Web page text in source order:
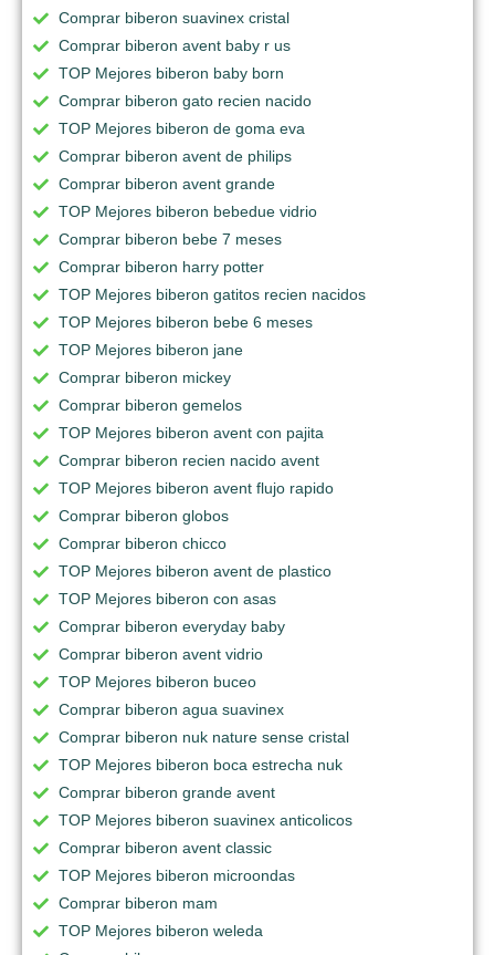
Comprar biberon suavinex cristal
Comprar biberon avent baby r us
TOP Mejores biberon baby born
Comprar biberon gato recien nacido
TOP Mejores biberon de goma eva
Comprar biberon avent de philips
Comprar biberon avent grande
TOP Mejores biberon bebedue vidrio
Comprar biberon bebe 7 meses
Comprar biberon harry potter
TOP Mejores biberon gatitos recien nacidos
TOP Mejores biberon bebe 6 meses
TOP Mejores biberon jane
Comprar biberon mickey
Comprar biberon gemelos
TOP Mejores biberon avent con pajita
Comprar biberon recien nacido avent
TOP Mejores biberon avent flujo rapido
Comprar biberon globos
Comprar biberon chicco
TOP Mejores biberon avent de plastico
TOP Mejores biberon con asas
Comprar biberon everyday baby
Comprar biberon avent vidrio
TOP Mejores biberon buceo
Comprar biberon agua suavinex
Comprar biberon nuk nature sense cristal
TOP Mejores biberon boca estrecha nuk
Comprar biberon grande avent
TOP Mejores biberon suavinex anticolicos
Comprar biberon avent classic
TOP Mejores biberon microondas
Comprar biberon mam
TOP Mejores biberon weleda